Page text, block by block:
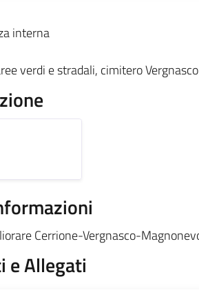
interna
verdi e stradali, cimitero Vergnasco
Cerrione-Vergnasco-
e Allegati